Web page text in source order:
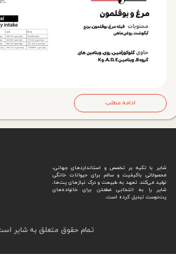
ادامه مطلب
تمام حقوق متعلق به شایر
شایر با تکیه بر تخصص و استانداردهای جهانی،
محصولاتی باکیفیت و سالم برای حیوانات خانگی
تولید می‌کند. تعهد به طبیعت و درک نیازهای پت‌ها،
شایر را به انتخابی مطمئن برای خانواده‌های
پت‌دوست تبدیل کرده است.